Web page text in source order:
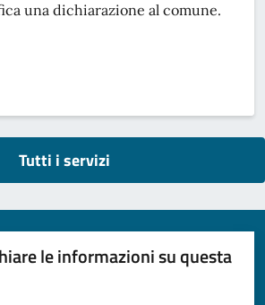
una dichiarazione al comune.
- ANPR}
Tutti i servizi
le informazioni su questa